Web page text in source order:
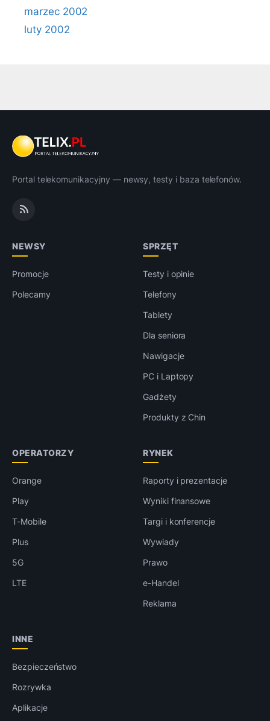
marzec 2002
luty 2002
Portal telekomunikacyjny — newsy, testy i baza telefonów.
NEWSY
Promocje
Polecamy
SPRZĘT
Testy i opinie
Telefony
Tablety
Dla seniora
Nawigacje
PC i Laptopy
Gadżety
Produkty z Chin
OPERATORZY
Orange
Play
T-Mobile
Plus
5G
LTE
RYNEK
Raporty i prezentacje
Wyniki finansowe
Targi i konferencje
Wywiady
Prawo
e-Handel
Reklama
INNE
Bezpieczeństwo
Rozrywka
Aplikacje